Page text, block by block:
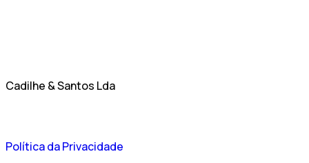
Cadilhe & Santos Lda
Política da Privacidade